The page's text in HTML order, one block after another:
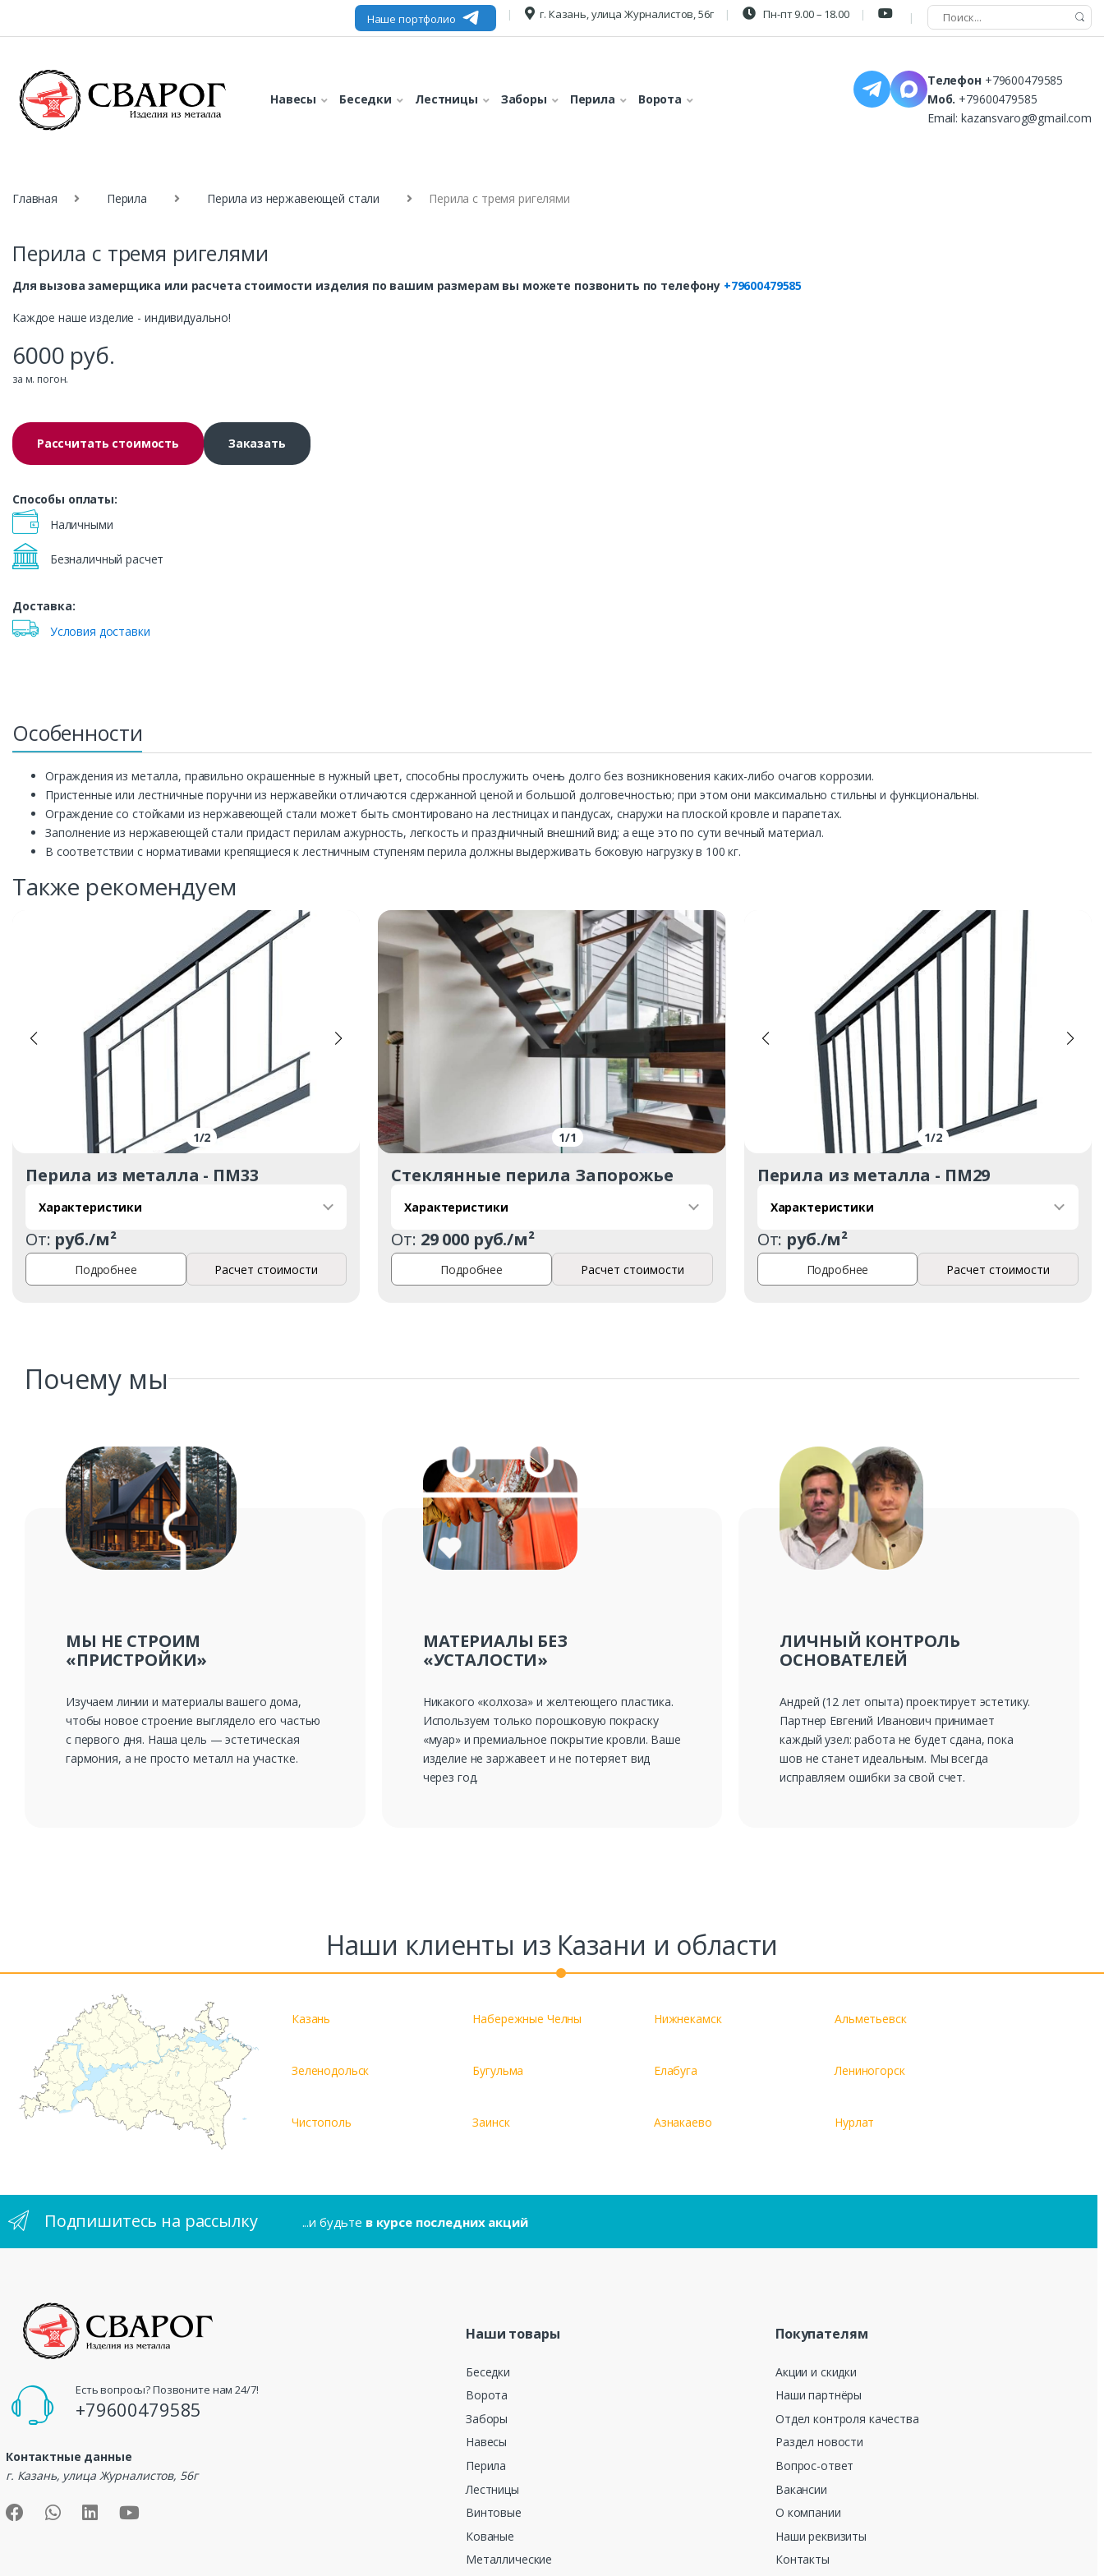
Заказать
Наше портфолио г. Казань, улица Журналистов, 56г Пн-пт 9.00 – 18.00
Навесы Беседки Лестницы Заборы Перила Ворота
Телефон +79600479585
Моб. +79600479585
Email: kazansvarog@gmail.com
Главная Перила Перила из нержавеющей стали Перила с тремя ригелями
Перила с тремя ригелями
Для вызова замерщика или расчета стоимости изделия по вашим размерам вы можете позвонить по телефону +79600479585
Каждое наше изделие - индивидуально!
6000 руб.
за м. погон.
Рассчитать стоимость Заказать
Способы оплаты:
Наличными
Безналичный расчет
Доставка:
Условия доставки
Особенности
Ограждения из металла, правильно окрашенные в нужный цвет, способны прослужить очень долго без возникновения каких-либо очагов коррозии.
Пристенные или лестничные поручни из нержавейки отличаются сдержанной ценой и большой долговечностью; при этом они максимально стильны и функциональны.
Ограждение со стойками из нержавеющей стали может быть смонтировано на лестницах и пандусах, снаружи на плоской кровле и парапетах.
Заполнение из нержавеющей стали придаст перилам ажурность, легкость и праздничный внешний вид; а еще это по сути вечный материал.
В соответствии с нормативами крепящиеся к лестничным ступеням перила должны выдерживать боковую нагрузку в 100 кг.
Также рекомендуем
1/2
Перила из металла - ПМ33
Характеристики
От: руб./м²
Подробнее Расчет стоимости
1/1
Стеклянные перила Запорожье
Характеристики
От: 29 000 руб./м²
Подробнее Расчет стоимости
1/2
Перила из металла - ПМ29
Характеристики
От: руб./м²
Подробнее Расчет стоимости
Почему мы
МЫ НЕ СТРОИМ
«ПРИСТРОЙКИ»
Изучаем линии и материалы вашего дома,
чтобы новое строение выглядело его частью
с первого дня. Наша цель — эстетическая
гармония, а не просто металл на участке.
МАТЕРИАЛЫ БЕЗ
«УСТАЛОСТИ»
Никакого «колхоза» и желтеющего пластика.
Используем только порошковую покраску
«муар» и премиальное покрытие кровли. Ваше
изделие не заржавеет и не потеряет вид
через год.
ЛИЧНЫЙ КОНТРОЛЬ
ОСНОВАТЕЛЕЙ
Андрей (12 лет опыта) проектирует эстетику.
Партнер Евгений Иванович принимает
каждый узел: работа не будет сдана, пока
шов не станет идеальным. Мы всегда
исправляем ошибки за свой счет.
Наши клиенты из Казани и области
Казань Набережные Челны Нижнекамск Альметьевск
Зеленодольск Бугульма Елабуга Лениногорск
Чистополь Заинск Азнакаево Нурлат
Подпишитесь на рассылку ...и будьте в курсе последних акций
Есть вопросы? Позвоните нам 24/7!
+79600479585
Контактные данные
г. Казань, улица Журналистов, 56г
Наши товары
Беседки
Ворота
Заборы
Навесы
Перила
Лестницы
Винтовые
Кованые
Металлические
Покупателям
Акции и скидки
Наши партнёры
Отдел контроля качества
Раздел новости
Вопрос-ответ
Вакансии
О компании
Наши реквизиты
Контакты